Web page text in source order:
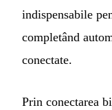
indispensabile
completând
conectate.
Prin conectarea